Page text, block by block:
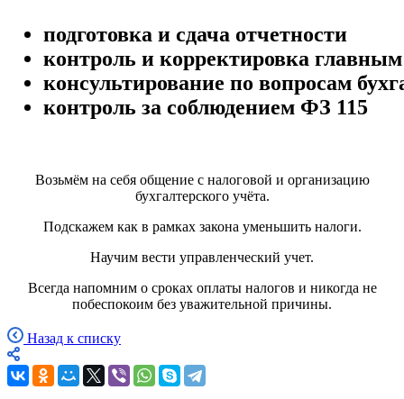
подготовка и сдача отчетности
контроль и корректировка главным
консультирование по вопросам
контроль за соблюдением ФЗ 115
Возьмём на себя общение с налоговой и организацию
бухгалтерского учёта.
Подскажем как в рамках закона уменьшить налоги.
Научим вести управленческий учет.
Всегда напомним о сроках оплаты налогов и никогда не
побеспокоим без уважительной причины.
Назад к списку